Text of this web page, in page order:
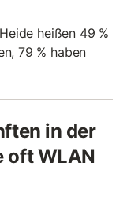
heißen 49 %
79 % haben
in der
oft WLAN